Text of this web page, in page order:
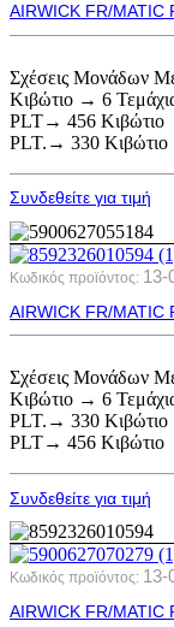
AIRWICK FR/MATIC
Σχέσεις Μονάδων
Κιβώτιο → 6
PLT→ 456 Κιβώτιο
PLT.→ 330 Κιβώτιο
Συνδεθείτε για τιμή
Κωδικός προϊόντος: 13-
AIRWICK FR/MATIC
Σχέσεις Μονάδων
Κιβώτιο → 6
PLT.→ 330 Κιβώτιο
PLT→ 456 Κιβώτιο
Συνδεθείτε για τιμή
Κωδικός προϊόντος: 13-
AIRWICK FR/MATIC